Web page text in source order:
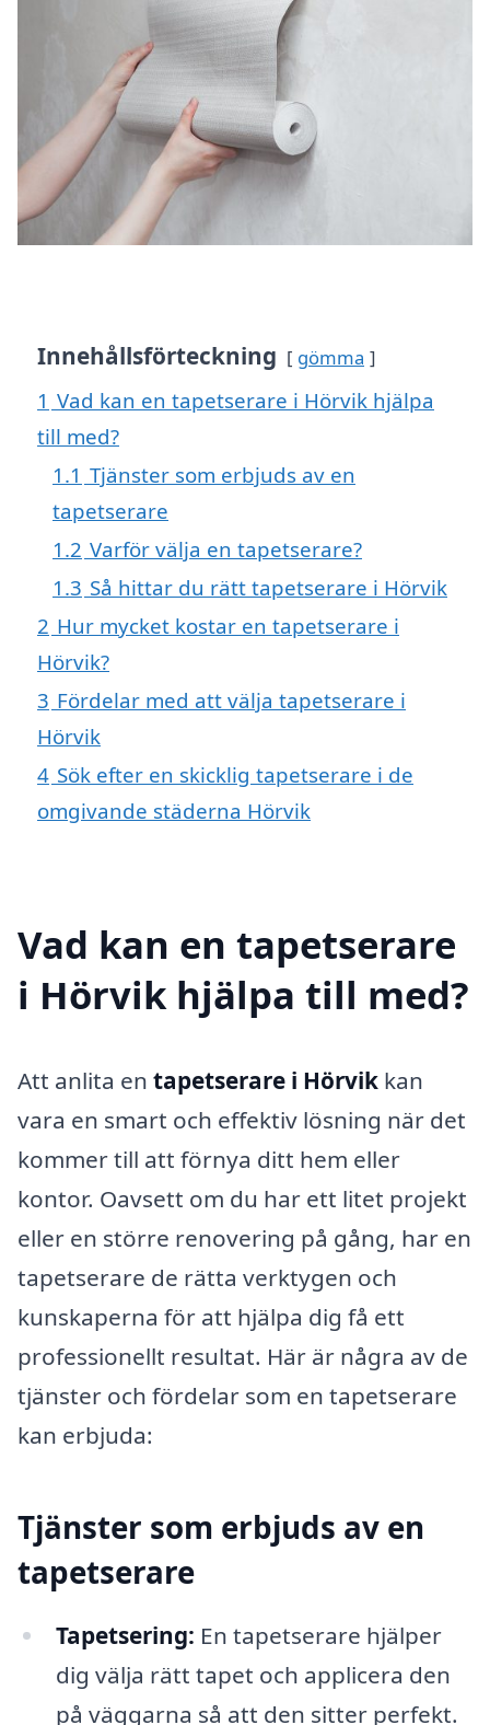
Innehållsförteckning gömma
1 Vad kan en tapetserare i Hörvik hjälpa
till med?
1.1 Tjänster som erbjuds av en
tapetserare
1.2 Varför välja en tapetserare?
1.3 Så hittar du rätt tapetserare i Hörvik
2 Hur mycket kostar en tapetserare i
Hörvik?
3 Fördelar med att välja tapetserare i
Hörvik
4 Sök efter en skicklig tapetserare i de
omgivande städerna Hörvik
Vad kan en tapetserare
i Hörvik hjälpa till med?
Att anlita en tapetserare i Hörvik kan
vara en smart och effektiv lösning när det
kommer till att förnya ditt hem eller
kontor. Oavsett om du har ett litet projekt
eller en större renovering på gång, har en
tapetserare de rätta verktygen och
kunskaperna för att hjälpa dig få ett
professionellt resultat. Här är några av de
tjänster och fördelar som en tapetserare
kan erbjuda:
Tjänster som erbjuds av en
tapetserare
Tapetsering: En tapetserare hjälper
dig välja rätt tapet och applicera den
på väggarna så att den sitter perfekt.